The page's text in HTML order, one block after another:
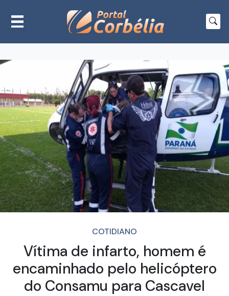
COTIDIANO
Vítima de infarto, homem é
encaminhado pelo helicóptero
do Consamu para Cascavel